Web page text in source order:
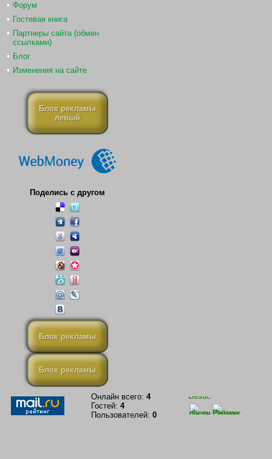
Форум
Гостевая книга
Партнеры сайта (обмен
ссылками)
Блог
Изменения на сайте
Блок рекламы
левый
Поделись с другом
Блок рекламы
Блок рекламы
Онлайн всего: 4
Гостей: 4
Пользователей: 0